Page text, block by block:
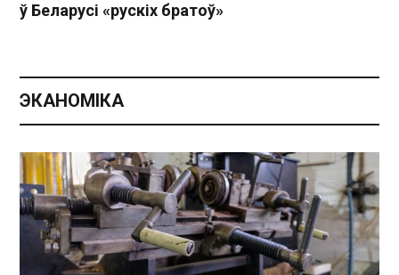
ў Беларусі «рускіх братоў»
ЭКАНОМІКА